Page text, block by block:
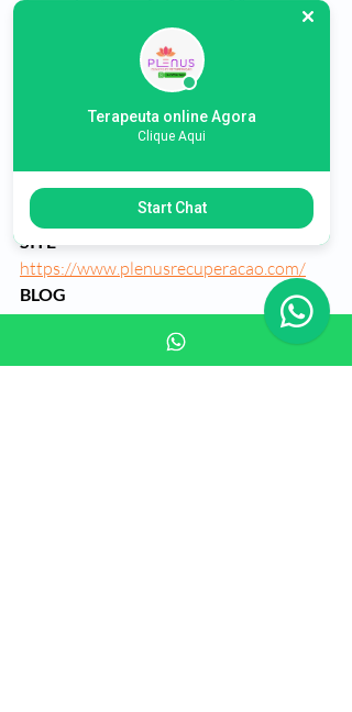
Internação particular para
dependente químico,Internação
Particular para Drogas,Tratamento
dependência química em São
Tratamento para dependência
SITE
https://www.plenusrecuperacao.com/
BLOG
https://www.plenusrecuperacao.com/blo
CLINICA DE RECUPERAÇÃO EM
Terapeuta online Agora
Clique Aqui
Start Chat